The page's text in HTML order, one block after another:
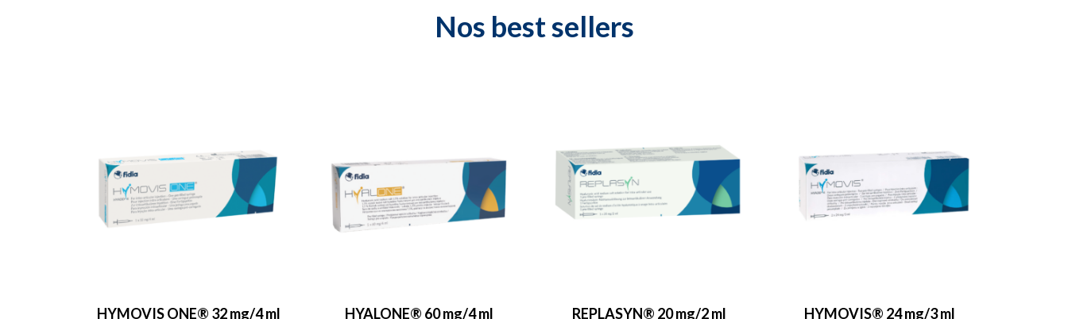
LABORATOIRES
FIDIA.
Nos best sellers
HYMOVIS ONE® 32 mg/4 ml HYALONE® 60 mg/4 ml REPLASYN® 20 mg/2 ml HYMOVIS® 24 mg/3 ml